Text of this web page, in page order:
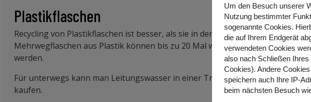
Plastikflaschen
Recycling von Plastikflaschen ist besser, als sie in den Restmüll zu werfen.
Mehrwegflaschen aus Plastik können bis zu 20 Mal wieder befüllt werden.
werden.
Für unterwegs kann man Leitungswasser in einer Trinkflasche aus Edelstahl
kaufen.
Um den Besuch unserer
Nutzung bestimmter
sogenannte Cookies.
die auf Ihrem Endgerät
verwendeten Cookies
also nach Schließen
Cookies). Andere Cookies
speichern auch Ihre IP-
beim nächsten Besuch